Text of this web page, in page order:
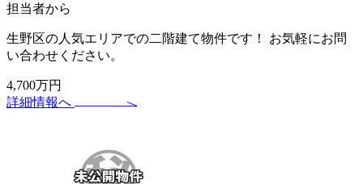
担当者から
生野区の人気エリアでの二階建て物件です！ お気軽にお問
い合わせください。
4,700万円
詳細情報へ